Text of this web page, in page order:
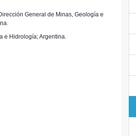
General de Minas, Geología e
e Hidrología; Argentina.